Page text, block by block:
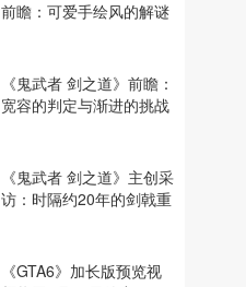
前瞻：可爱手绘风的解谜
《鬼武者 剑之道》前瞻：
宽容的判定与渐进的挑战
《鬼武者 剑之道》主创采
访：时隔约20年的剑戟重
《GTA6》加长版预览视